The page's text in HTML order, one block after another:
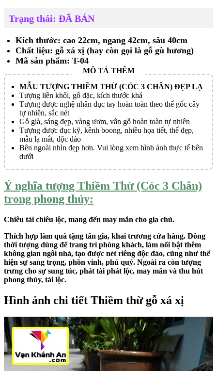
Trạng thái: ĐÃ BÁN
Kích thước: cao 22cm, ngang 42cm, sâu 40cm
Chất liệu: gỗ xá xị (hay còn gọi là gỗ gù hương)
Mã sản phẩm: T-04
MẪU TƯỢNG THIỀM THỪ (CÓC 3 CHÂN) ĐẸP LẠ
Tượng liền khối, gỗ đặc, kích thước khá
Tượng được nghệ nhân đục tay hoàn toàn theo thế gốc cây
tự nhiên, sắc nét
Gỗ già, sáng đẹp, vàng ươm, vân gỗ hoàn toàn tự nhiên
Tượng được đục kỹ, kênh boong, nhiều họa tiết, thế đẹp,
mẫu lạ mắt, độc đáo
Bên ngoài nhìn đẹp hơn. Vui lòng xem hình ảnh thực tế bên
dưới
Ý nghĩa tượng Thiềm Thừ (Cóc 3 Chân)
trong phong thủy:
Chiêu tài chiêu lộc, mang đến may mắn cho gia chủ.
Thích hợp làm quà tặng tân gia, khai trương cửa hàng. Đồng
thời tượng dùng để trang trí phòng khách, làm nổi bật thêm
không gian ngôi nhà, tạo được nét riêng độc đáo, cũng như thể
hiện sự sang trọng, phồn vinh, phú quý. Ngoài ra còn tượng
trưng cho sự sung túc, phát tài phát lộc, may mắn và thu hút
phong thủy, tài lộc.
Hình ảnh chi tiết Thiềm thừ gỗ xá xị